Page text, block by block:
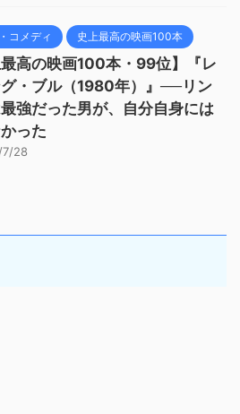
コメディ 史上最高の映画100本
最高の映画100本・99位】『レ
・ブル（1980年）』──リン
強だった男が、自分自身には
った
28